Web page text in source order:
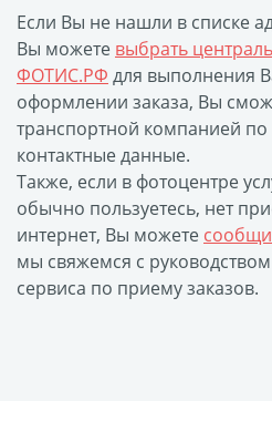
Печать выкроек
Холст на конкурс
Фотопечать больших
размеров
Портреты в стиле
Картины на холсте
Печать чертежей
Холст настольный с
мольбертом
Roll up
Если Вы не нашли в списке
Вы можете выбрать
ФОТИС.РФ для выполнения
оформлении заказа, Вы
транспортной компанией по
контактные данные.
Также, если в фотоцентре
обычно пользуетесь, нет
интернет, Вы можете
мы свяжемся с
сервиса по приему заказов.